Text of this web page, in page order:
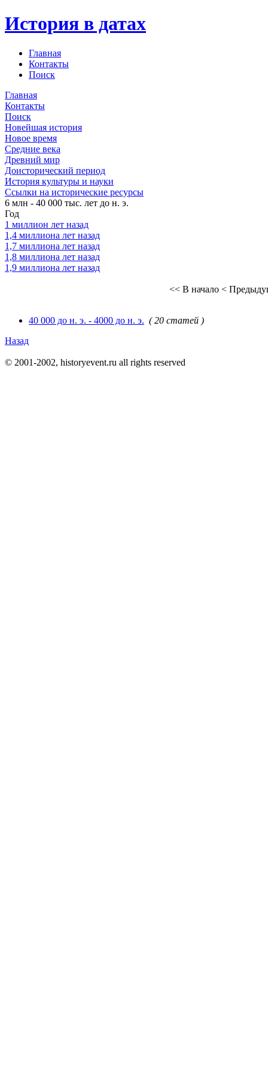
История в датах
Главная
Контакты
Поиск
Главная
Контакты
Поиск
Новейшая история
Новое время
Средние века
Древний мир
Доисторический период
История культуры и науки
Ссылки на исторические ресурсы
6 млн - 40 000 тыс. лет до н. э.
Год
1 миллион лет назад
1,4 миллиона лет назад
1,7 миллиона лет назад
1,8 миллиона лет назад
1,9 миллиона лет назад
<< В начало <
40 000 до н. э. - 4000 до н. э. ( 20 статей )
Назад
© 2001-2002, historyevent.ru all rights reserved